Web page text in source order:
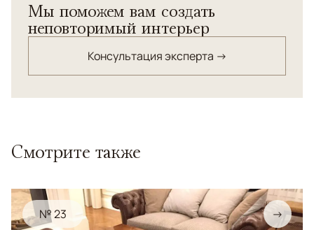
Мы поможем вам создать
неповторимый интерьер
Консультация эксперта →
Смотрите также
№ 23 →